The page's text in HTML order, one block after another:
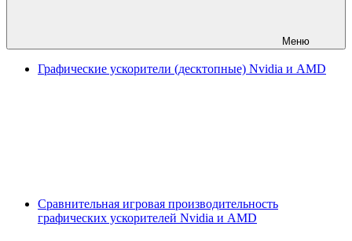
Меню
Графические ускорители (десктопные) Nvidia и AMD
Сравнительная игровая производительность
графических ускорителей Nvidia и AMD